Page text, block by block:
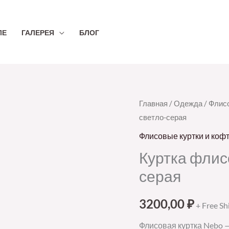
ГАЛЕРЕЯ БЛОГ
Главная /Одежда /
светло-серая
Флисовые куртки и
Куртка
серая
3200,00₽ + Free
Флисовая куртка Nebo
Количество
товара
Куртка
унисекс
Nebo,
серая